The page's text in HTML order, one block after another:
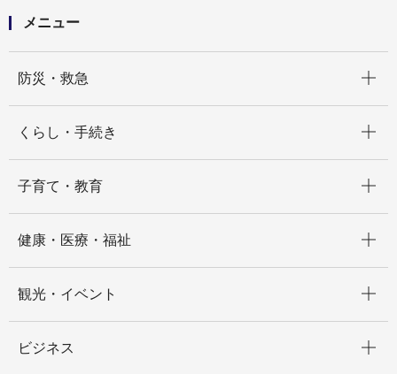
メニュー
防災・救急
くらし・手続き
子育て・教育
健康・医療・福祉
観光・イベント
ビジネス